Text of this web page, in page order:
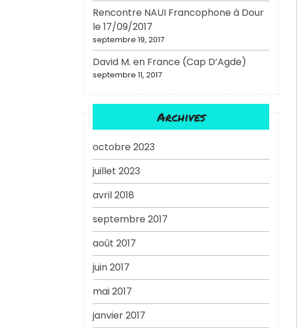
Rencontre NAUI Francophone à Dour
le 17/09/2017
septembre 19, 2017
David M. en France (Cap D’Agde)
septembre 11, 2017
Archives
octobre 2023
juillet 2023
avril 2018
septembre 2017
août 2017
juin 2017
mai 2017
janvier 2017